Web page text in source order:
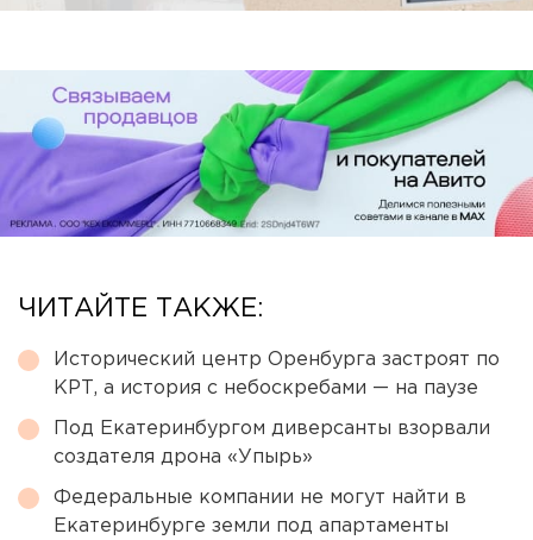
ЧИТАЙТЕ ТАКЖЕ:
Исторический центр Оренбурга застроят по
КРТ, а история с небоскребами — на паузе
Под Екатеринбургом диверсанты взорвали
создателя дрона «Упырь»
Федеральные компании не могут найти в
Екатеринбурге земли под апартаменты